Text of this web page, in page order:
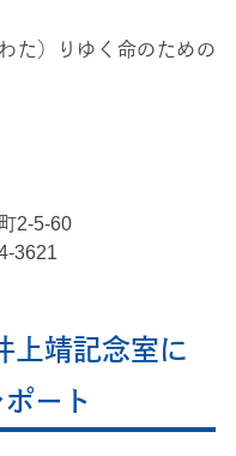
た）りゆく命のための
2-5-60
3621
上靖記念室に
ート